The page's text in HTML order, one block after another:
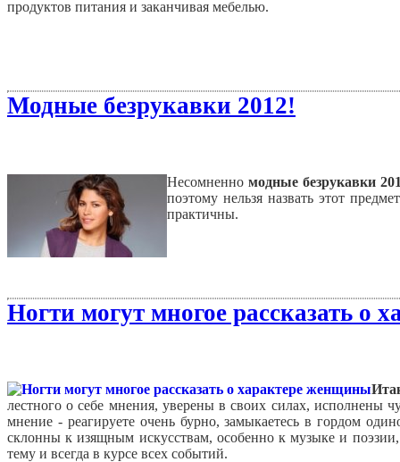
продуктов питания и заканчивая мебелью.
Модные безрукавки 2012!
Несомненно модные безрукавки
поэтому нельзя назвать этот
практичны.
Ногти могут многое рассказать о
лестного о себе мнения, уверены в своих силах, исполнены
мнение - реагируете очень бурно, замыкаетесь в гордом
склонны к изящным искусствам, особенно к музыке и
тему и всегда в курсе всех событий.